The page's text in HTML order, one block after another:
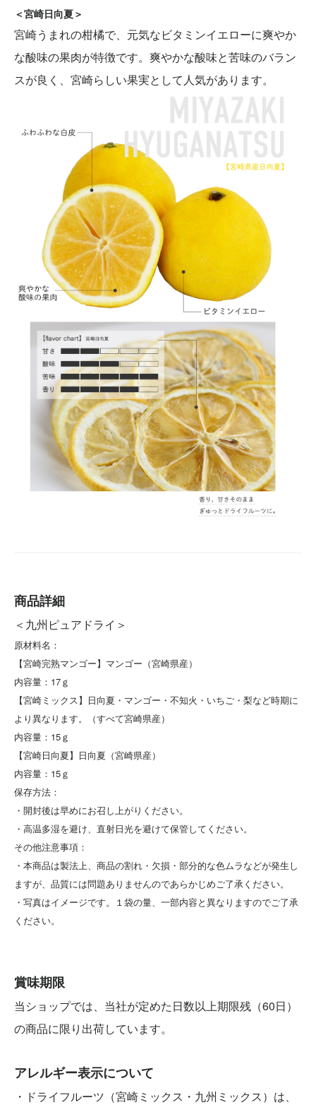
＜宮崎日向夏＞
宮崎うまれの柑橘で、元気なビタミンイエローに爽やか
な酸味の果肉が特徴です。爽やかな酸味と苦味のバラン
スが良く、宮崎らしい果実として人気があります。
商品詳細
＜九州ピュアドライ＞
原材料名：
【宮崎完熟マンゴー】マンゴー（宮崎県産）
内容量：17ｇ
【宮崎ミックス】日向夏・マンゴー・不知火・いちご・梨など時期に
より異なります。（すべて宮崎県産）
内容量：15ｇ
【宮崎日向夏】日向夏（宮崎県産）
内容量：15ｇ
保存方法：
・開封後は早めにお召し上がりください。
・高温多湿を避け、直射日光を避けて保管してください。
その他注意事項：
・本商品は製法上、商品の割れ・欠損・部分的な色ムラなどが発生し
ますが、品質には問題ありませんのであらかじめご了承ください。
・写真はイメージです。１袋の量、一部内容と異なりますのでご了承
ください。
賞味期限
当ショップでは、当社が定めた日数以上期限残（60日）
の商品に限り出荷しています。
アレルギー表示について
・ドライフルーツ（宮崎ミックス・九州ミックス）は、